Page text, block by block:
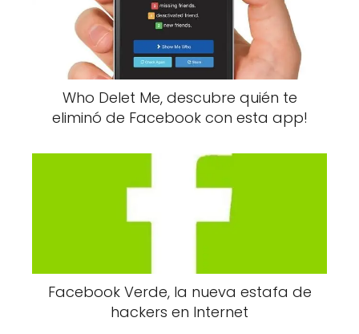
Who Delet Me, descubre quién te
eliminó de Facebook con esta app!
Facebook Verde, la nueva estafa de
hackers en Internet